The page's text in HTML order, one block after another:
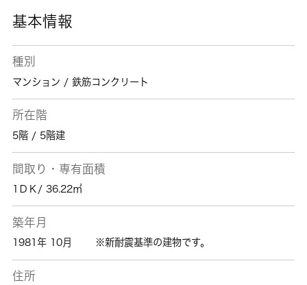
基本情報
種別
マンション / 鉄筋コンクリート
所在階
5階 / 5階建
間取り・専有面積
1ＤＫ/ 36.22㎡
築年月
1981年 10月 ※新耐震基準の建物です。
住所